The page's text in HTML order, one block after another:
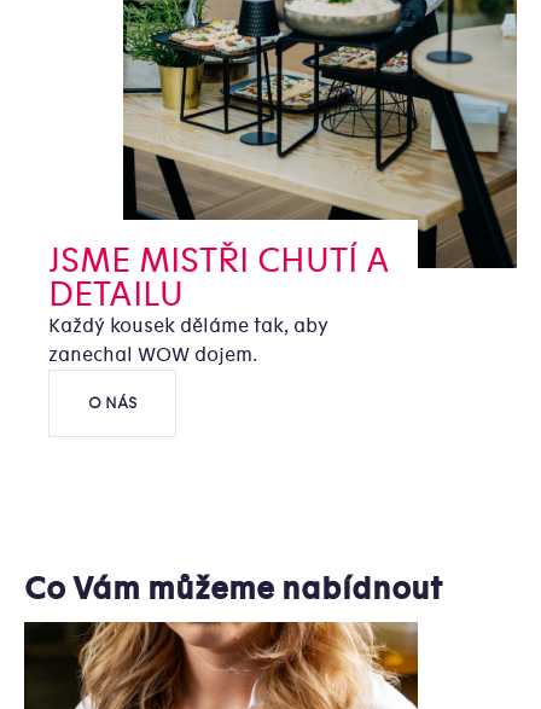
JSME MISTŘI CHUTÍ A
DETAILU
Každý kousek děláme tak, aby
zanechal WOW dojem.
O NÁS
Co Vám můžeme nabídnout